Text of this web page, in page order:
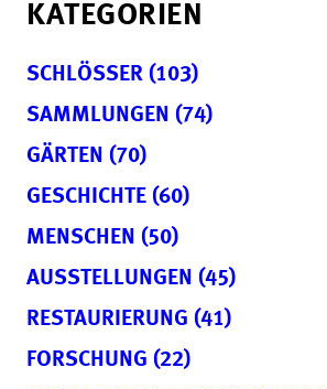
KATEGORIEN
SCHLÖSSER (103)
SAMMLUNGEN (74)
GÄRTEN (70)
GESCHICHTE (60)
MENSCHEN (50)
AUSSTELLUNGEN (45)
RESTAURIERUNG (41)
FORSCHUNG (22)